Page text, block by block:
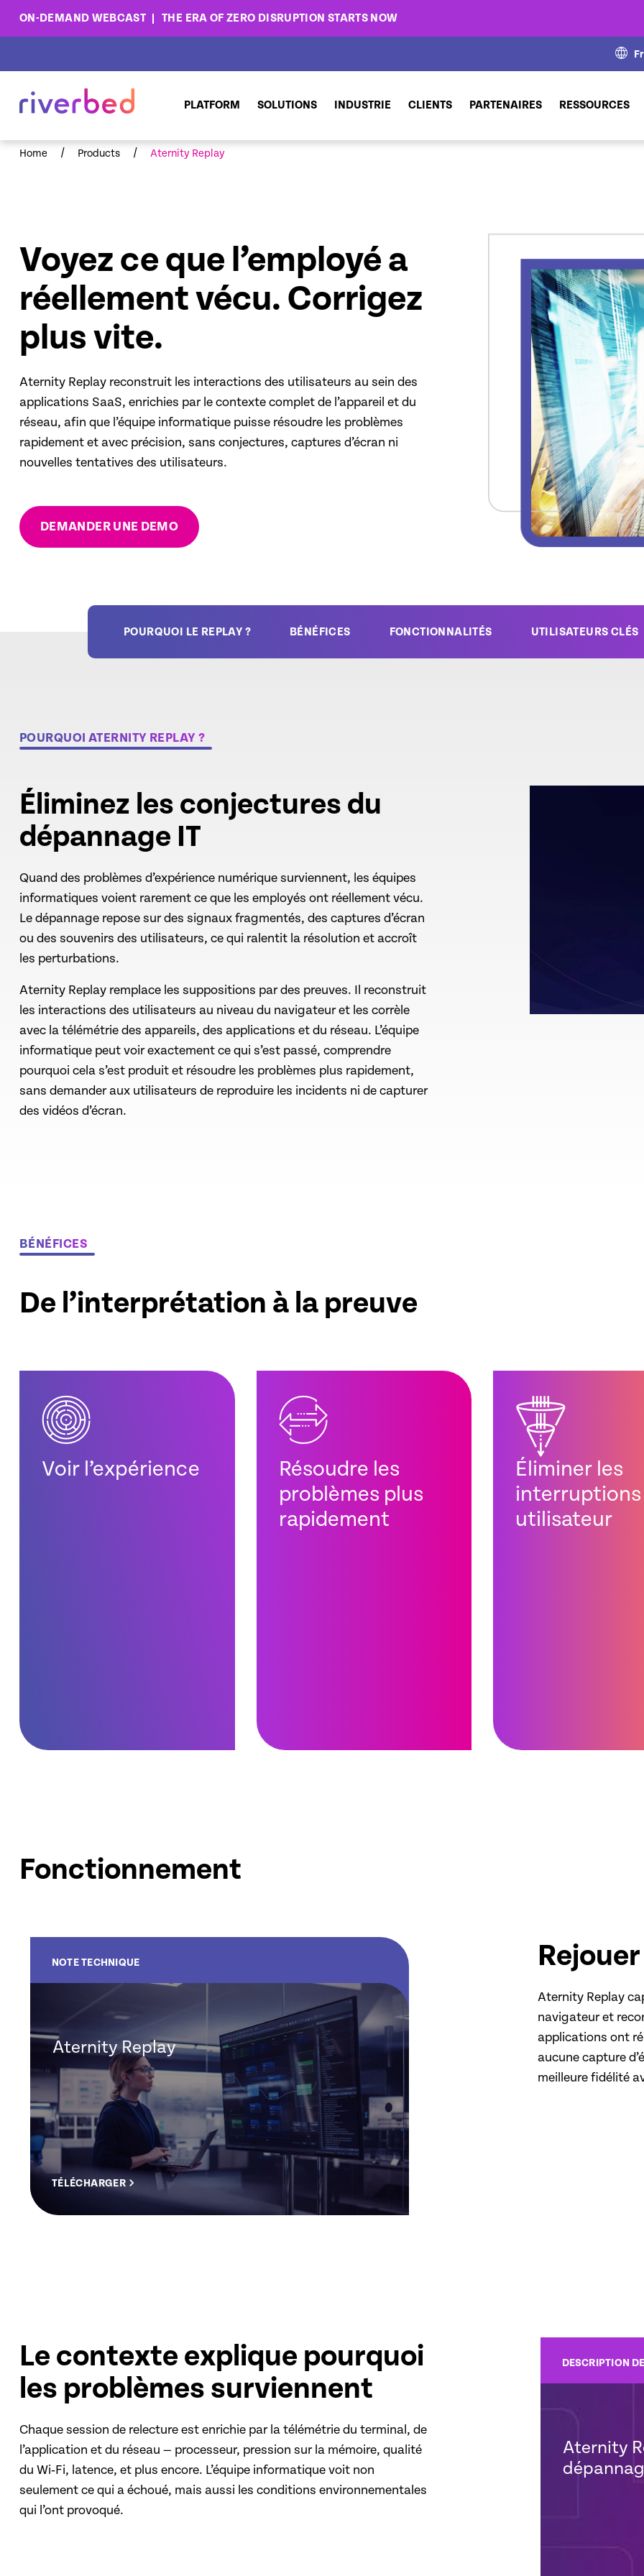
ON-DEMAND WEBCAST THE ERA OF ZERO DISRUPTION STARTS NOW
PLATFORM SOLUTIONS INDUSTRIE CLIENTS PARTENAIRES RESSOURCES
Home / Products / Aternity Replay
Voyez ce que l’employé a
réellement vécu. Corrigez
plus vite.
Aternity Replay reconstruit les interactions des utilisateurs au sein des
applications SaaS, enrichies par le contexte complet de l’appareil et du
réseau, afin que l’équipe informatique puisse résoudre les problèmes
rapidement et avec précision, sans conjectures, captures d’écran ni
nouvelles tentatives des utilisateurs.
DEMANDER UNE DEMO
POURQUOI LE REPLAY ? BÉNÉFICES FONCTIONNALITÉS UTILISATEURS CLÉS
POURQUOI ATERNITY REPLAY ?
Éliminez les conjectures du
dépannage IT
Quand des problèmes d’expérience numérique surviennent, les équipes
informatiques voient rarement ce que les employés ont réellement vécu.
Le dépannage repose sur des signaux fragmentés, des captures d’écran
ou des souvenirs des utilisateurs, ce qui ralentit la résolution et accroît
les perturbations.
Aternity Replay remplace les suppositions par des preuves. Il reconstruit
les interactions des utilisateurs au niveau du navigateur et les corrèle
avec la télémétrie des appareils, des applications et du réseau. L’équipe
informatique peut voir exactement ce qui s’est passé, comprendre
pourquoi cela s’est produit et résoudre les problèmes plus rapidement,
sans demander aux utilisateurs de reproduire les incidents ni de capturer
des vidéos d’écran.
BÉNÉFICES
De l’interprétation à la preuve
Voir l’expérience
Résoudre les
problèmes plus
rapidement
Éliminer les
interruptions
utilisateur
Fonctionnement
Aternity Replay
navigateur et
applications ont
aucune capture
meilleure fidélité
NOTE TECHNIQUE
Aternity Replay
TÉLÉCHARGER
Le contexte explique pourquoi
les problèmes surviennent
Chaque session de relecture est enrichie par la télémétrie du terminal, de
l’application et du réseau — processeur, pression sur la mémoire, qualité
du Wi‑Fi, latence, et plus encore. L’équipe informatique voit non
seulement ce qui a échoué, mais aussi les conditions environnementales
qui l’ont provoqué.
DESCRIPTION
Aternity